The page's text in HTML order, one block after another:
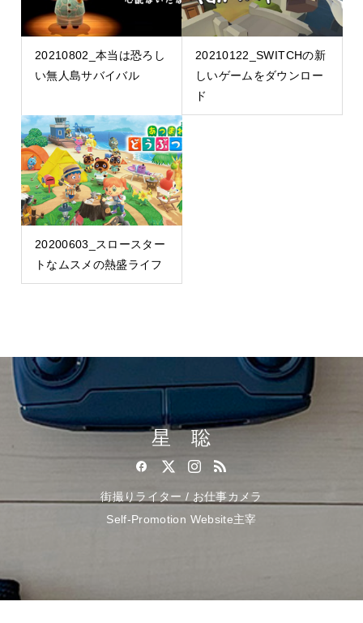
20210802_本当は恐ろし
い無人島サバイバル
20210122_SWITCHの新
しいゲームをダウンロー
ド
20200603_スロースター
トなムスメの熱盛ライフ
星 聡
街撮りライター / お仕事カメラ
Self-Promotion Website主宰